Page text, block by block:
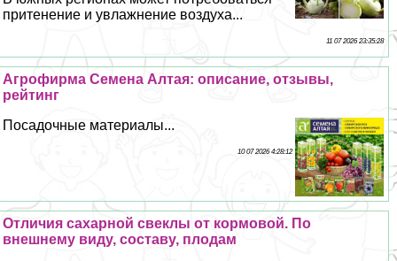
притенение и увлажнение воздуха...
11 07 2026 23:35:28
Агрофирма Семена Алтая: описание, отзывы,
рейтинг
Посадочные материалы...
10 07 2026 4:28:12
Отличия сахарной свеклы от кормовой. По
внешнему виду, составу, плодам